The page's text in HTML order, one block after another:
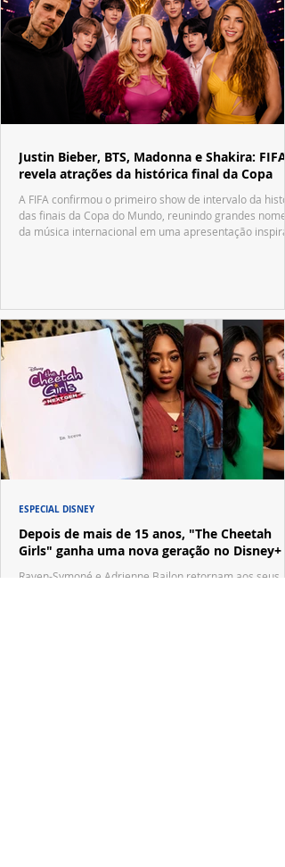
Justin Bieber, BTS, Madonna e Shakira: FIFA
revela atrações da histórica final da Copa
A FIFA confirmou o primeiro show de intervalo da
das finais da Copa do Mundo, reunindo grandes nomes
da música internacional em uma apresentação
Depois de mais de 15 anos, "The Cheetah
Girls" ganha uma nova geração no Disney+
Raven-Symoné e Adrienne Bailon retornam aos seus
ESPECIAL DISNEY